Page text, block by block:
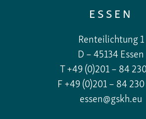
ESSEN
Renteilichtung 1
D – 45134 Essen
T +49 (0)201 – 84
F +49 (0)201 – 84
essen@gskh.eu